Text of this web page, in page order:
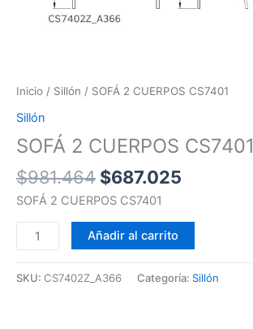
Inicio / Sillón / SOFÁ 2 CUERPOS CS7401
Sillón
SOFÁ 2 CUERPOS CS7401
$981.464 $687.025
SOFÁ 2 CUERPOS CS7401
Añadir al carrito
SKU: CS7402Z_A366 Categoría: Sillón